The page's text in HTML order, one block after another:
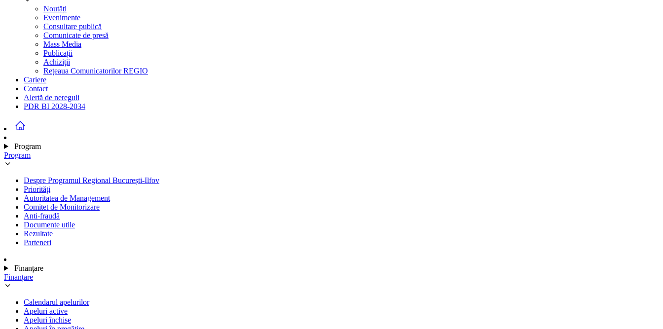
Noutăți
Evenimente
Consultare publică
Comunicate de presă
Mass Media
Publicații
Achiziții
Rețeaua Comunicatorilor REGIO
Cariere
Contact
Alertă de nereguli
PDR BI 2028-2034
Program
Program
Despre Programul Regional București-Ilfov
Priorități
Autoritatea de Management
Comitet de Monitorizare
Anti-fraudă
Documente utile
Rezultate
Parteneri
Finanțare
Finanțare
Calendarul apelurilor
Apeluri active
Apeluri închise